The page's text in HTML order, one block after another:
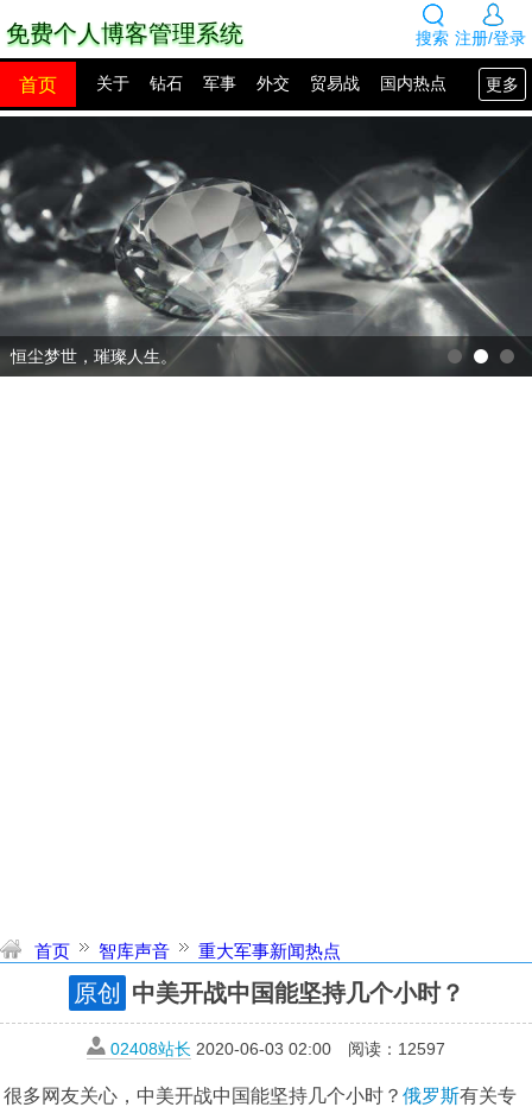
注册/登录
搜索
免费个人博客管理系统
更多
首页 关于 钻石 军事 外交 贸易战 国内热点
网站模板 源码下载 创业赚钱 图片展示 留言板
恒尘梦世，璀璨人生。
首页 智库声音 重大军事新闻热点
原创 中美开战中国能坚持几个小时？
02408站长 2020-06-03 02:00 阅读： 12597
很多网友关心，中美开战中国能坚持几个小时？ 俄罗斯有关专